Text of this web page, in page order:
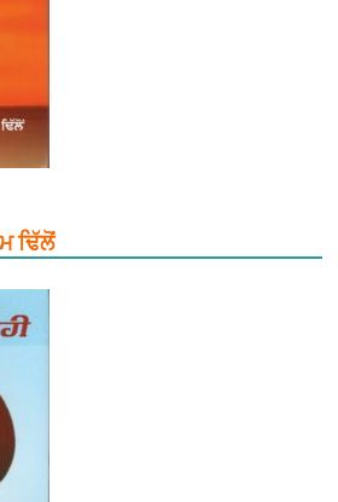
ਢਿੱਲੋਂ